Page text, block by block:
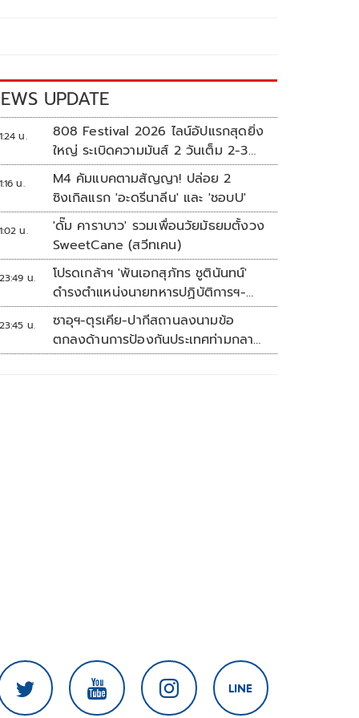
UPDATE
น.
808 Festival 2026 ไลน์อัปแรกสุดยิ่ง
ใหญ่ ระเบิดความมันส์ 2 วันเต็ม 2-3
ต.ค.นี้
น.
M4 คัมแบคตามสัญญา! ปล่อย 2
ซิงเกิลแรก 'อะดรีนาลีน' และ 'ชอบU'
น.
'ดั๊ม คาราบาว' รวมเพื่อนวัยมัธยมตั้งวง
SweetCane (สวีทเคน)
น.
โปรดเกล้าฯ 'พันเอกสุภัทร ชูตินันทน์'
ดำรงตำแหน่งนายทหารปฏิบัติการฯ-
พระราชทานยศ 'พลตรี'
น.
ซาอุฯ-ตุรเคีย-ปากีสถานลงนามข้อ
ตกลงด้านการป้องกันประเทศท่ามกลาง
สงครามในภูมิภาค